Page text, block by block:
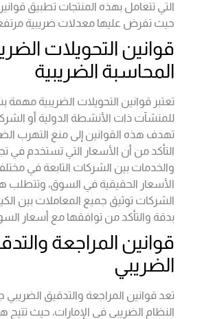
التي تتعامل بهذه المنتجات تطبيق
حيث تفرض عليها معدلات ضريبية
قوانين التحويلات
المحاسبة الضريبية
تعتبر قوانين التحويلات الضريبية
للمنشآت ذات الأنشطة الدولية أو
تهدف هذه القوانين إلى منع التهرب
التأكد من أن الأسعار التي تستخدم في
والخدمات بين الشركات التابعة في
الأسعار الحقيقية في السوق، وتتطلب
الشركات توثيق جميع المعاملات بين
بدقة والتأكد من توافقها مع أسعار
قوانين المراجعة
الضريبي
تعد قوانين المراجعة والتدقيق الضريبي
النظام الضريبي في الإمارات، حيث تتيح